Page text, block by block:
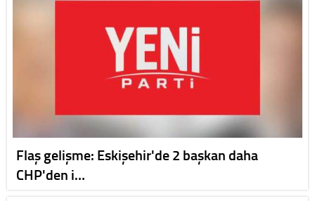
Flaş gelişme: Eskişehir'de 2 başkan daha
CHP'den i…